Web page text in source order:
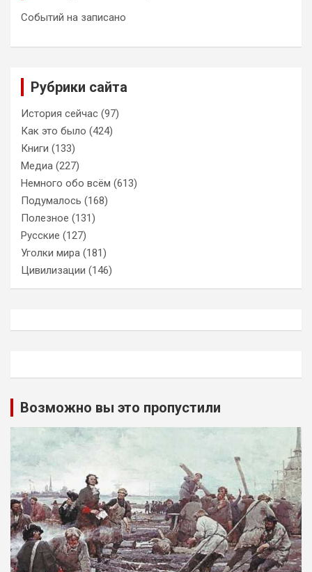
Событий на записано
Рубрики сайта
История сейчас (97)
Как это было (424)
Книги (133)
Медиа (227)
Немного обо всём (613)
Подумалось (168)
Полезное (131)
Русские (127)
Уголки мира (181)
Цивилизации (146)
Возможно вы это пропустили